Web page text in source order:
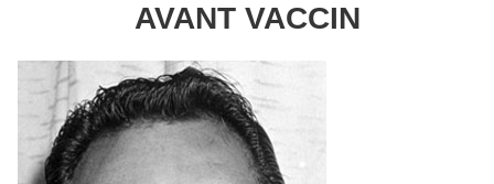
AVANT VACCIN